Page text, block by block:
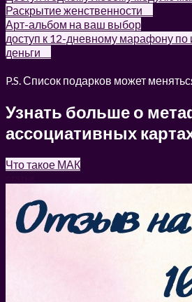
Раскрытие женственности ⠀
Арт-альбом на ваш выбор
доступ к 12-дневному марафону по
деньги ⠀
P.S. Список подарков может
Узнать больше о
ассоциативных
Что такое МАК